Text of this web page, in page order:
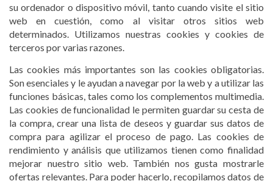
su ordenador o dispositivo móvil, tanto cuando visite el sitio
web en cuestión, como al visitar otros sitios web
determinados. Utilizamos nuestras cookies y cookies de
terceros por varias razones.
Las cookies más importantes son las cookies obligatorias.
Son esenciales y le ayudan a navegar por la web y a utilizar las
funciones básicas, tales como los complementos multimedia.
Las cookies de funcionalidad le permiten guardar su cesta de
la compra, crear una lista de deseos y guardar sus datos de
compra para agilizar el proceso de pago. Las cookies de
rendimiento y análisis que utilizamos tienen como finalidad
mejorar nuestro sitio web. También nos gusta mostrarle
ofertas relevantes. Para poder hacerlo, recopilamos datos de